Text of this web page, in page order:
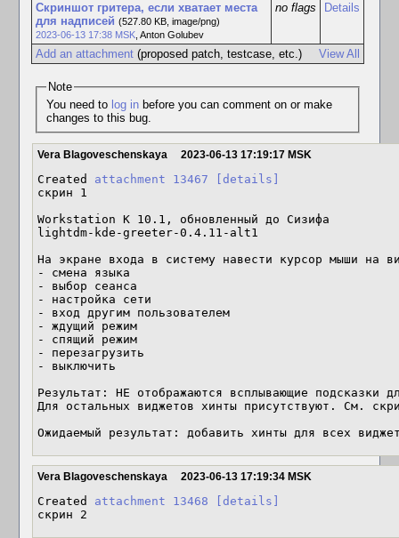
Скриншот гритера, если хватает места
для надписей (527.80 KB, image/png)
2023-06-13 17:38 MSK, Anton Golubev
no flags Details
View All
Add an attachment(proposed patch, testcase, etc.)
Note
You need to log inbefore you can comment on or make
changes to this bug.
Vera Blagoveschenskaya 2023-06-13 17:19:17 MSK
Created attachment 13467
[details]
скрин 1
Workstation K 10.1, обновленный до Сизифа
lightdm-kde-greeter-0.4.11-alt1
На экране входа в систему навести курсор мыши на
- смена языка
- выбор сеанса
- настройка сети
- вход другим пользователем
- ждущий режим
- спящий режим
- перезагрузить
- выключить
Результат: НЕ отображаются всплывающие подсказки
Для остальных виджетов хинты присутствуют. См.
Ожидаемый результат: добавить хинты для всех
Vera Blagoveschenskaya 2023-06-13 17:19:34 MSK
Created attachment 13468
[details]
скрин 2